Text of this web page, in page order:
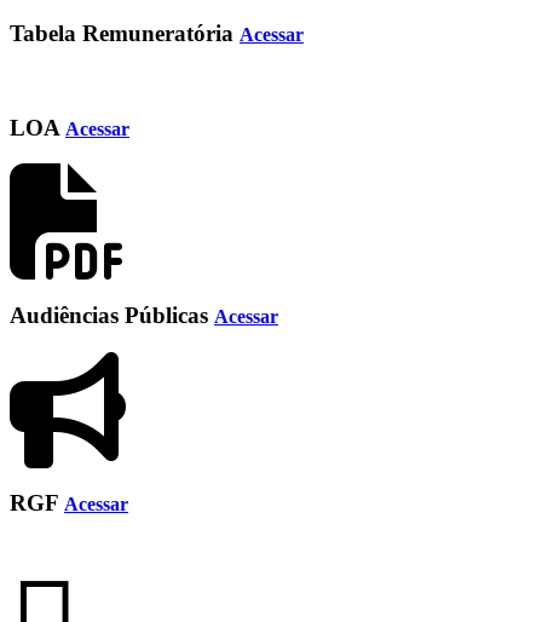
Tabela Remuneratória Acessar
LOA Acessar
Audiências Públicas Acessar
RGF Acessar